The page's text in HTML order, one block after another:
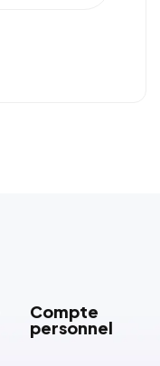
Compte
personnel